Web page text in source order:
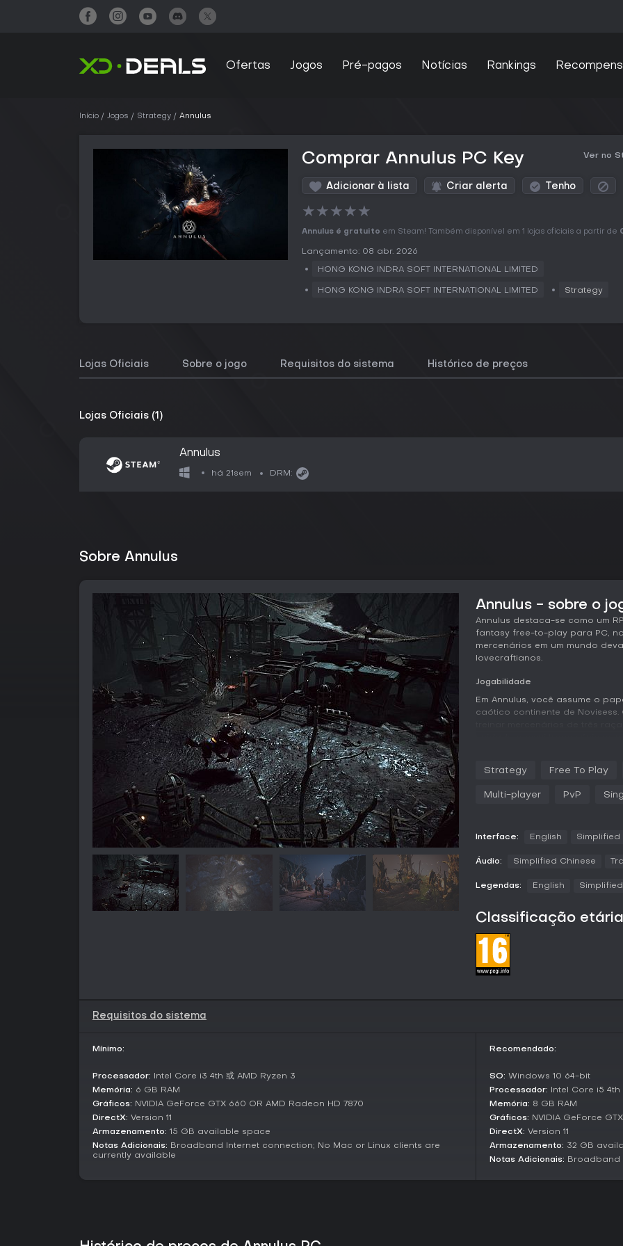
Ofertas Jogos Pré-pagos Notícias Rankings
Início Jogos Strategy Annulus
Comprar Annulus PC Key Ver no
Adicionar à lista Criar alerta Tenho
★★★★★
Annulus é gratuito em Steam! Também disponível em 1 lojas oficiais a partir de
Lançamento: 08 abr. 2026
HONG KONG INDRA SOFT INTERNATIONAL LIMITED
HONG KONG INDRA SOFT INTERNATIONAL LIMITED Strategy
Lojas Oficiais Sobre o jogo Requisitos do sistema Histórico de preços
Lojas Oficiais (1)
Annulus
há 21sem DRM:
Sobre Annulus
Annulus - sobre o
Annulus destaca-se como um
fantasy free-to-play para PC,
mercenários em um mundo
lovecraftianos.
Jogabilidade
Em Annulus, você assume o
caótico continente de
decay.
À medida que seus
evolução exige planejamento
ocorrem em grids dinâmicos,
imprevisibilidade, exigindo
A exploração também é
enviar esquadrões a florestas
desafios. A narrativa avança
eventos de batalha especiais
toques de dark fantasy.
desafiam estratégias de
variados. Segmentos de
esquadrões pelo mapa,
multiplayer ou modos
World and Mechanics
O continente de Novisess
terreno interativo influenciam
mapas atmosféricos a
Strategy Free To Play
Multi-player PvP
Interface: English Simplified
Áudio: Simplified Chinese
Legendas: English
Classificação etária
Requisitos do sistema
Mínimo:
Processador: Intel Core i3 4th 或 AMD Ryzen 3
Memória: 6 GB RAM
Gráficos: NVIDIA GeForce GTX 660 OR AMD Radeon HD 7870
DirectX: Version 11
Armazenamento: 15 GB available space
Notas Adicionais: Broadband Internet connection; No Mac or Linux clients are
currently available
Recomendado:
SO: Windows 10 64-bit
Processador: Intel Core i5 4th
Memória: 8 GB RAM
Gráficos: NVIDIA GeForce
DirectX: Version 11
Armazenamento: 32 GB
Notas Adicionais: Broadband